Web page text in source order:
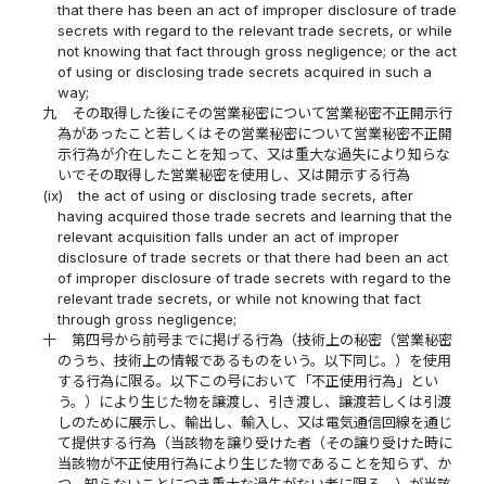
that there has been an act of improper disclosure of trade
secrets with regard to the relevant trade secrets, or while
not knowing that fact through gross negligence; or the act
of using or disclosing trade secrets acquired in such a
way;
九
その取得した後にその営業秘密について営業秘密不正開示行
為があったこと若しくはその営業秘密について営業秘密不正開
示行為が介在したことを知って、又は重大な過失により知らな
いでその取得した営業秘密を使用し、又は開示する行為
(ix)
the act of using or disclosing trade secrets, after
having acquired those trade secrets and learning that the
relevant acquisition falls under an act of improper
disclosure of trade secrets or that there had been an act
of improper disclosure of trade secrets with regard to the
relevant trade secrets, or while not knowing that fact
through gross negligence;
十
第四号から前号までに掲げる行為（技術上の秘密（営業秘密
のうち、技術上の情報であるものをいう。以下同じ。）を使用
する行為に限る。以下この号において「不正使用行為」とい
う。）により生じた物を譲渡し、引き渡し、譲渡若しくは引渡
しのために展示し、輸出し、輸入し、又は電気通信回線を通じ
て提供する行為（当該物を譲り受けた者（その譲り受けた時に
当該物が不正使用行為により生じた物であることを知らず、か